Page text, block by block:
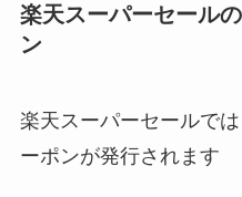
楽天スーパーセール
ン
楽天スーパーセールで
ーポンが発行されます